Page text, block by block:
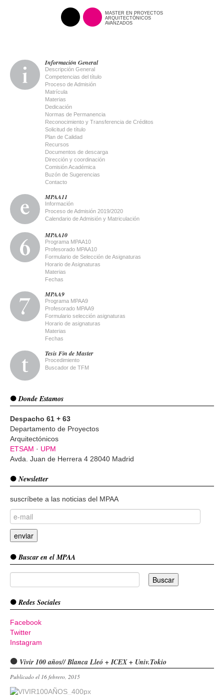
MASTER EN PROYECTOS
ARQUITECTÓNICOS
AVANZADOS
Información General
Descripción General
Competencias del título
Proceso de Admisión
Matrícula
Materias
Dedicación
Normas de Permanencia
Reconocimiento y Transferencia de Créditos
Solicitud de título
Plan de Calidad
Recursos
Documentos de descarga
Dirección y coordinación
Comisión Académica
Buzón de Sugerencias
Contacto
MPAA11
Información
Proceso de Admisión 2019/2020
Calendario de Admisión y Matriculación
MPAA10
Programa MPAA10
Profesorado MPAA10
Formulario de Selección de Asignaturas
Horario de Asignaturas
Materias
Fechas
MPAA9
Programa MPAA9
Profesorado MPAA9
Formulario selección asignaturas
Horario de asignaturas
Materias
Fechas
Tesis Fin de Master
Procedimiento
Buscador de TFM
Donde Estamos
Despacho 61 + 63
Departamento de Proyectos
Arquitectónicos
ETSAM · UPM
Avda. Juan de Herrera 4 28040 Madrid
Newsletter
suscríbete a las noticias del MPAA
Buscar en el MPAA
Redes Sociales
Facebook
Twitter
Instagram
Vivir 100 años// Blanca Lleó + ICEX + Univ.Tokio
Publicado el 16 febrero, 2015